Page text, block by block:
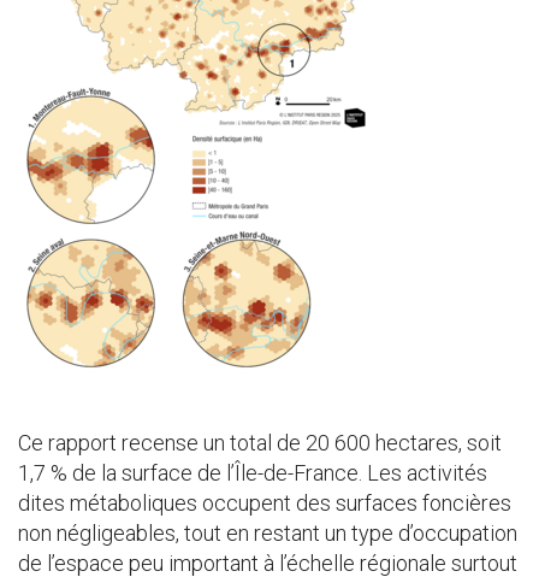
Ce rapport recense un total de 20 600 hectares, soit
1,7 % de la surface de l’Île-de-France. Les activités
dites métaboliques occupent des surfaces foncières
non négligeables, tout en restant un type d’occupation
de l’espace peu important à l’échelle régionale surtout